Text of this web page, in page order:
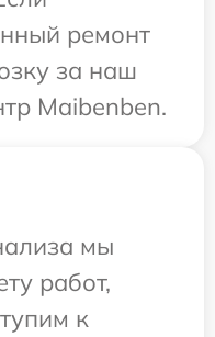
ремонт
за наш
Maibenben.
мы
работ,
к